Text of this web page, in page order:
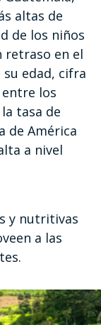
altas de
de los niños
retraso en el
edad, cifra
los
tasa de
de América
a nivel
y nutritivas
a las